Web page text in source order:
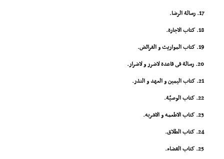
17. رسالة الرضا.
18. کتاب الاجارة.
19. کتاب المواریث و الفرائض.
20. رسالة فى قاعدة لاضرر و لاضرار.
21. کتاب الیمین و العهد و النذر.
22. کتاب الوصیّة.
23. کتاب الاطعمه و الاشربه.
24. کتاب الطلاق.
25. کتاب القضاء.